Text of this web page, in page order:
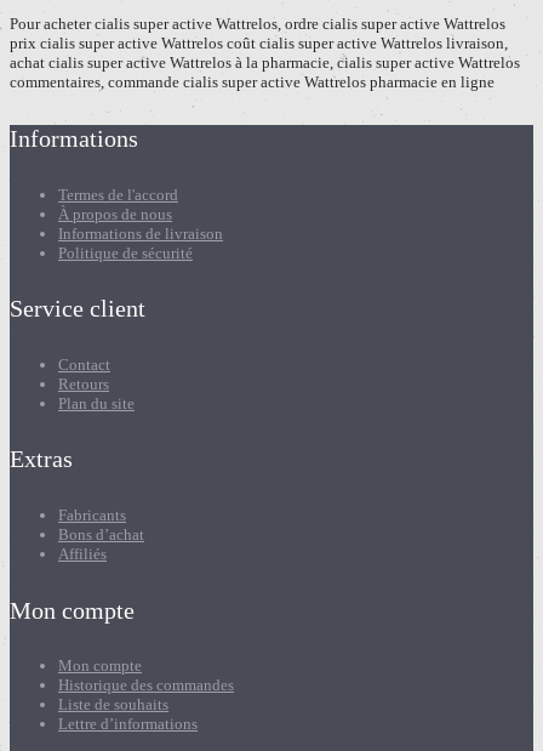
Pour acheter cialis super active Wattrelos, ordre cialis super active Wattrelos
prix cialis super active Wattrelos coût cialis super active Wattrelos livraison,
achat cialis super active Wattrelos à la pharmacie, cialis super active Wattrelos
commentaires, commande cialis super active Wattrelos pharmacie en ligne
Informations
Termes de l'accord
À propos de nous
Informations de livraison
Politique de sécurité
Service client
Contact
Retours
Plan du site
Extras
Fabricants
Bons d’achat
Affiliés
Mon compte
Mon compte
Historique des commandes
Liste de souhaits
Lettre d’informations